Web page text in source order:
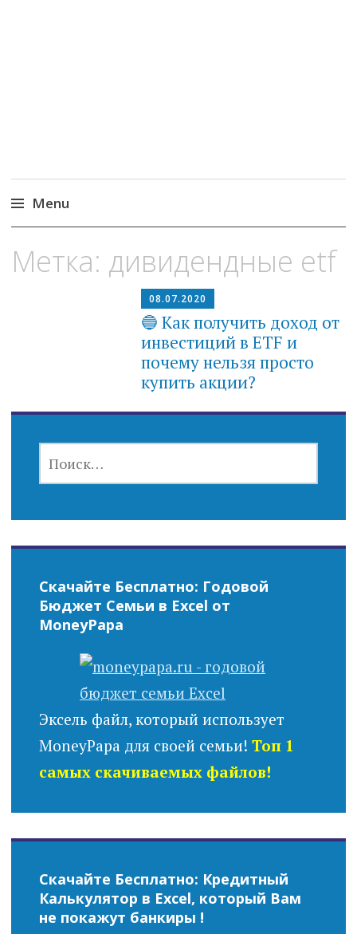
Menu
to
Метка: дивидендные etf
08.07.2020
🔵 Как получить доход от
инвестиций в ETF и
почему нельзя просто
купить акции?
Скачайте Бесплатно: Годовой
Бюджет Семьи в Excel от
MoneyPapa
Эксель файл, который использует
MoneyPapa для своей семьи! Топ 1
самых скачиваемых файлов!
Скачайте Бесплатно: Кредитный
Калькулятор в Excel, который Вам
не покажут банкиры !